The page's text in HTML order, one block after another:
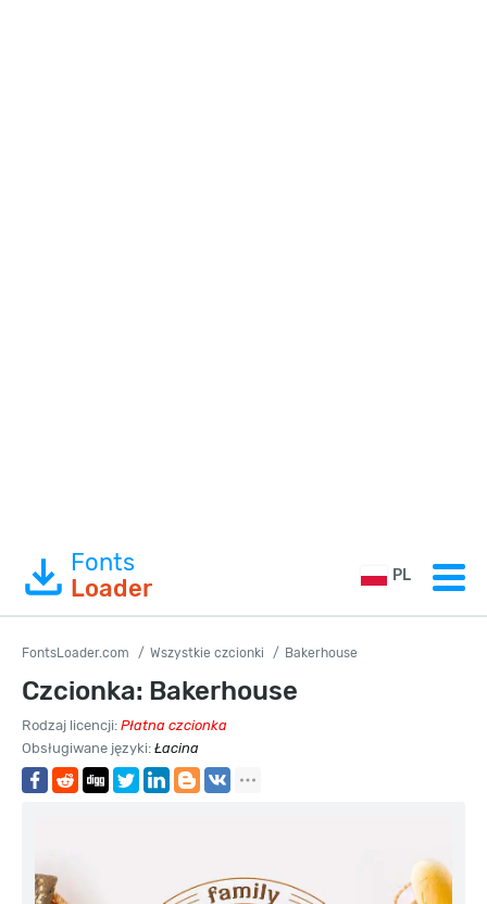
Fonts
Loader
PL
FontsLoader.com Wszystkie czcionki Bakerhouse
Czcionka: Bakerhouse
Rodzaj licencji: Płatna czcionka
Obsługiwane języki: Łacina